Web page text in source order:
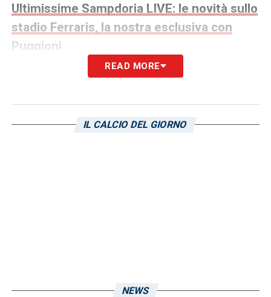
Ultimissime Sampdoria LIVE: le novità sullo
stadio Ferraris, la nostra esclusiva con
Puggioni
Ricci Sampdoria, una pagina che si
L’addio diRicci arriva al termine di un
Per la Sampdoria, la partenza del
READ MORE
IL CALCIO DEL GIORNO
NEWS